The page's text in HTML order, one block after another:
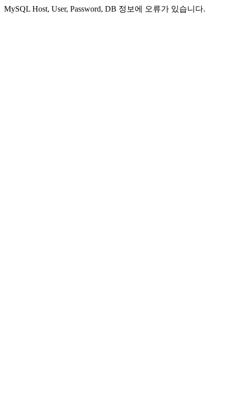
MySQL Host, User, Password, DB 정보에 오류가 있습니다.